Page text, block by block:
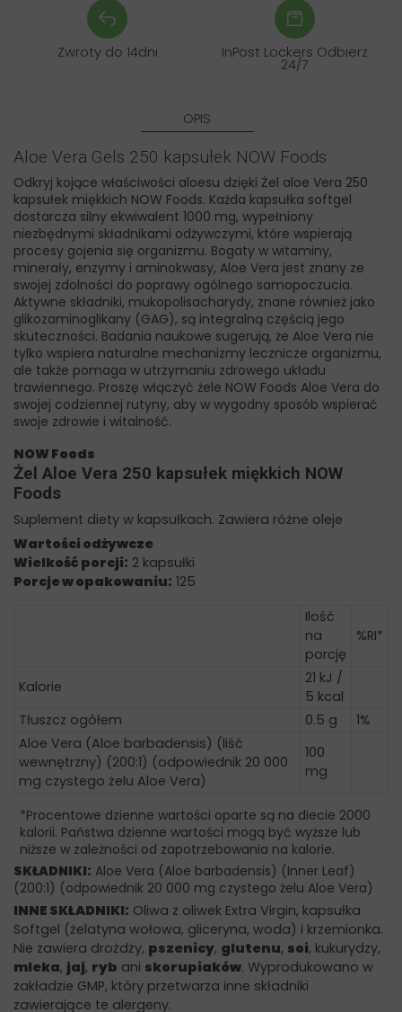
Zwroty do 14dni InPost Lockers Odbierz
24/7
OPIS
Aloe Vera Gels 250 kapsułek NOW Foods
Odkryj kojące właściwości aloesu dzięki Żel aloe Vera 250
kapsułek miękkich NOW Foods. Każda kapsułka softgel
dostarcza silny ekwiwalent 1000 mg, wypełniony
niezbędnymi składnikami odżywczymi, które wspierają
procesy gojenia się organizmu. Bogaty w witaminy,
minerały, enzymy i aminokwasy, Aloe Vera jest znany ze
swojej zdolności do poprawy ogólnego samopoczucia.
Aktywne składniki, mukopolisacharydy, znane również jako
glikozaminoglikany (GAG), są integralną częścią jego
skuteczności. Badania naukowe sugerują, że Aloe Vera nie
tylko wspiera naturalne mechanizmy lecznicze organizmu,
ale także pomaga w utrzymaniu zdrowego układu
trawiennego. Proszę włączyć żele NOW Foods Aloe Vera do
swojej codziennej rutyny, aby w wygodny sposób wspierać
swoje zdrowie i witalność.
NOW Foods
Żel Aloe Vera 250 kapsułek miękkich NOW
Foods
Suplement diety w kapsułkach. Zawiera różne oleje
Wartości odżywcze
Wielkość porcji: 2 kapsułki
Porcje w opakowaniu: 125
Ilość
na
porcję
%RI*
Kalorie
21 kJ /
5 kcal
Tłuszcz ogółem
0.5 g
1%
Aloe Vera (Aloe barbadensis) (liść
wewnętrzny) (200:1) (odpowiednik 20 000
mg czystego żelu Aloe Vera)
100
mg
*Procentowe dzienne wartości oparte są na diecie 2000
kalorii. Państwa dzienne wartości mogą być wyższe lub
niższe w zależności od zapotrzebowania na kalorie.
SKŁADNIKI: Aloe Vera (Aloe barbadensis) (Inner Leaf)
(200:1) (odpowiednik 20 000 mg czystego żelu Aloe Vera)
INNE SKŁADNIKI: Oliwa z oliwek Extra Virgin, kapsułka
Softgel (żelatyna wołowa, gliceryna, woda) i krzemionka.
Nie zawiera drożdży, pszenicy, glutenu, soi, kukurydzy,
mleka, jaj, ryb ani skorupiaków. Wyprodukowano w
zakładzie GMP, który przetwarza inne składniki
zawierające te alergeny.